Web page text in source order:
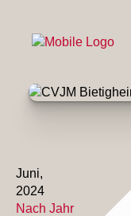
Juni,
2024
Nach Jahr